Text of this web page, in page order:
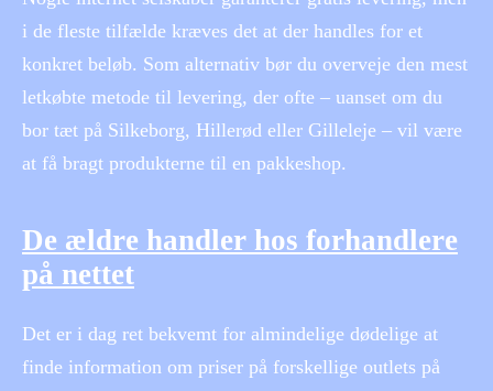
i de fleste tilfælde kræves det at der handles for et
konkret beløb. Som alternativ bør du overveje den mest
letkøbte metode til levering, der ofte – uanset om du
bor tæt på Silkeborg, Hillerød eller Gilleleje – vil være
at få bragt produkterne til en pakkeshop.
De ældre handler hos forhandlere
på nettet
Det er i dag ret bekvemt for almindelige dødelige at
finde information om priser på forskellige outlets på